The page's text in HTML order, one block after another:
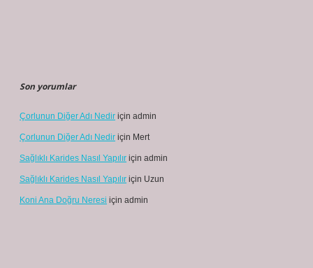
Son yorumlar
Çorlunun Diğer Adı Nedir için admin
Çorlunun Diğer Adı Nedir için Mert
Sağlıklı Karides Nasıl Yapılır için admin
Sağlıklı Karides Nasıl Yapılır için Uzun
Koni Ana Doğru Neresi için admin